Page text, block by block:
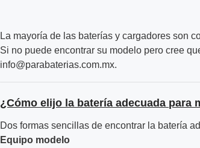
La mayoría de las baterías y cargadores son
Si no puede encontrar su modelo pero cree
info@parabaterias.com.mx.
¿Cómo elijo la batería adecuada para
Dos formas sencillas de encontrar la batería
Equipo modelo